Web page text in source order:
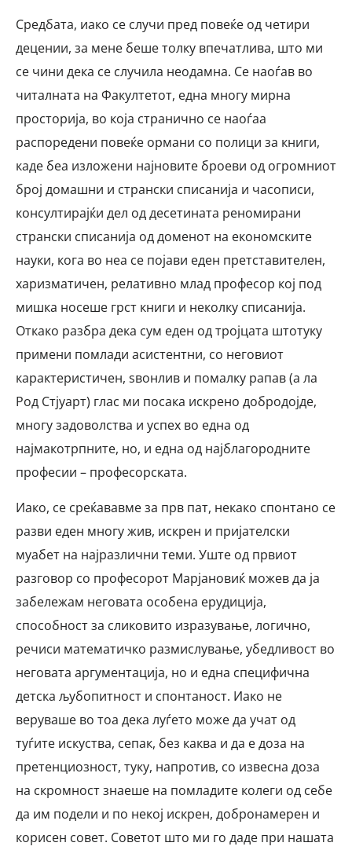
Средбата, иако се случи пред повеќе од четири
децении, за мене беше толку впечатлива, што ми
се чини дека се случила неодамна. Се наоѓав во
читалната на Факултетот, една многу мирна
просторија, во која странично се наоѓаа
распоредени повеќе ормани со полици за книги,
каде беа изложени најновите броеви од огромниот
број домашни и странски списанија и часописи,
консултирајќи дел од десетината реномирани
странски списанија од доменот на економските
науки, кога во неа се појави еден претставителен,
харизматичен, релативно млад професор кој под
мишка носеше грст книги и неколку списанија.
Откако разбра дека сум еден од тројцата штотуку
примени помлади асистентни, со неговиот
карактеристичен, ѕвонлив и помалку рапав (а ла
Род Стјуарт) глас ми посака искрено добродојде,
многу задоволства и успех во една од
најмакотрпните, но, и една од најблагородните
професии – професорската.
Иако, се среќававме за прв пат, некако спонтано се
разви еден многу жив, искрен и пријателски
муабет на најразлични теми. Уште од првиот
разговор со професорот Марјановиќ можев да ја
забележам неговата особена ерудиција,
способност за сликовито изразување, логично,
речиси математичко размислување, убедливост во
неговата аргументација, но и една специфична
детска љубопитност и спонтаност. Иако не
веруваше во тоа дека луѓето може да учат од
туѓите искуства, сепак, без каква и да е доза на
претенциозност, туку, напротив, со извесна доза
на скромност знаеше на помладите колеги од себе
да им подели и по некој искрен, добронамерен и
корисен совет. Советот што ми го даде при нашата